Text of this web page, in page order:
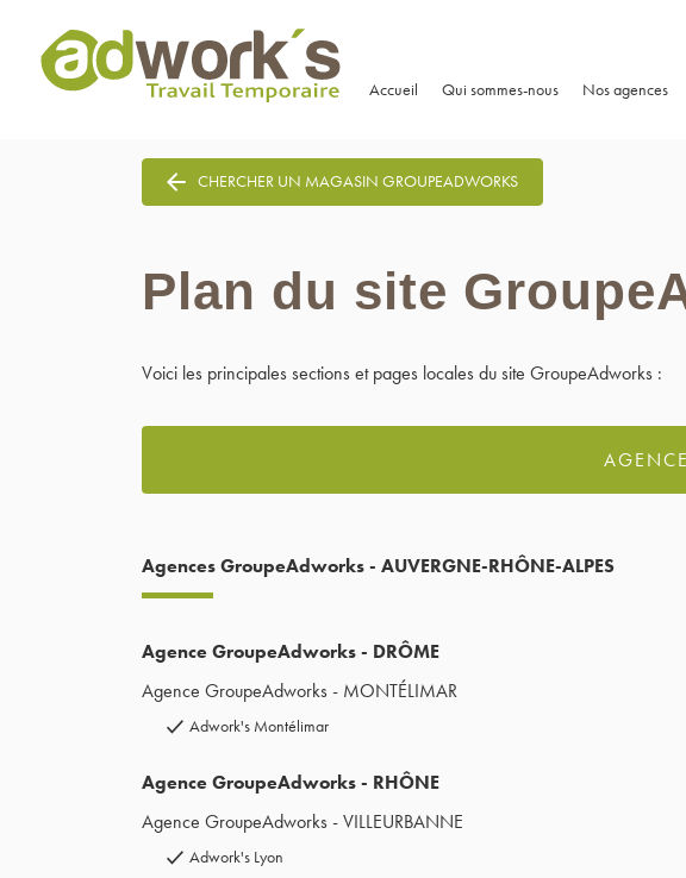
Accueil Qui sommes-nous Nos agences
CHERCHER UN MAGASIN GROUPEADWORKS
Plan du site
Voici les principales sections et pages locales du site GroupeAdworks :
Agences GroupeAdworks - AUVERGNE-RHÔNE-ALPES
Agence GroupeAdworks - DRÔME
Agence GroupeAdworks - MONTÉLIMAR
Adwork's Montélimar
Agence GroupeAdworks - RHÔNE
Agence GroupeAdworks - VILLEURBANNE
Adwork's Lyon